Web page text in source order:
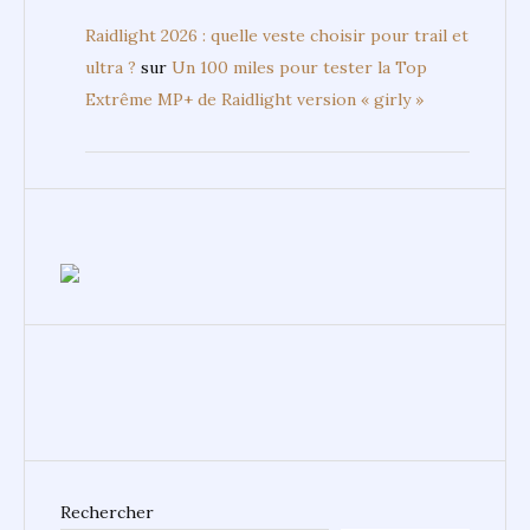
Raidlight 2026 : quelle veste choisir pour trail et
ultra ? sur Un 100 miles pour tester la Top
Extrême MP+ de Raidlight version « girly »
Rechercher